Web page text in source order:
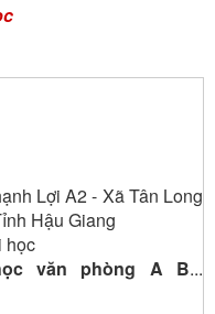
Lợi A2 - Xã Tân Long
Hậu Giang
học
văn phòng A B...